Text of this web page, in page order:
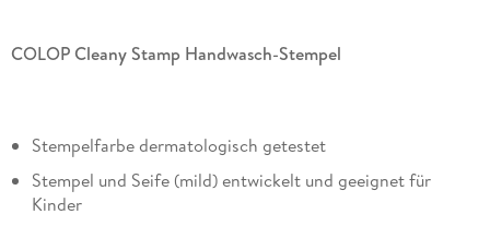
COLOP Cleany Stamp Handwasch-Stempel
Stempelfarbe dermatologisch getestet
Stempel und Seife (mild) entwickelt und geeignet für
Kinder